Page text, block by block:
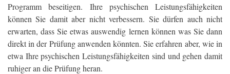
Programm beseitigen. Ihre psychischen Leistungsfähigkeiten
können Sie damit aber nicht verbessern. Sie dürfen auch nicht
erwarten, dass Sie etwas auswendig lernen können was Sie dann
direkt in der Prüfung anwenden könnten. Sie erfahren aber, wie in
etwa Ihre psychischen Leistungsfähigkeiten sind und gehen damit
ruhiger an die Prüfung heran.